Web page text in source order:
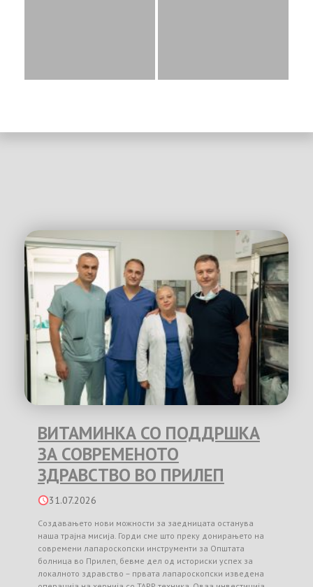
ВИТАМИНКА СО ПОДДРШКА
ЗА СОВРЕМЕНОТО
ЗДРАВСТВО ВО ПРИЛЕП
31.07.2026
Создавањето нови можности за заедницата останува
наша трајна мисија. Горди сме што преку донирањето на
современи лапароскопски инструменти за Општата
болница во Прилеп, бевме дел од историски успех за
локалното здравство – првата лапароскопски изведена